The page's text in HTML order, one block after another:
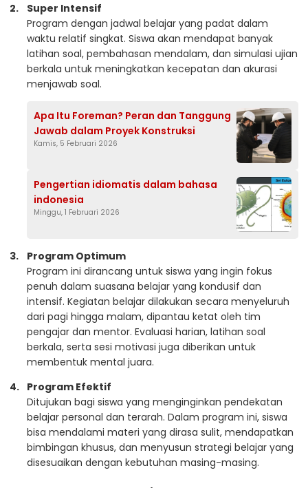
Super Intensif
Program dengan jadwal belajar yang padat dalam
waktu relatif singkat. Siswa akan mendapat banyak
latihan soal, pembahasan mendalam, dan simulasi ujian
berkala untuk meningkatkan kecepatan dan akurasi
menjawab soal.
Apa Itu Foreman? Peran dan Tanggung
Jawab dalam Proyek Konstruksi
Kamis, 5 Februari 2026
Pengertian idiomatis dalam bahasa
indonesia
Minggu, 1 Februari 2026
Program Optimum
Program ini dirancang untuk siswa yang ingin fokus
penuh dalam suasana belajar yang kondusif dan
intensif. Kegiatan belajar dilakukan secara menyeluruh
dari pagi hingga malam, dipantau ketat oleh tim
pengajar dan mentor. Evaluasi harian, latihan soal
berkala, serta sesi motivasi juga diberikan untuk
membentuk mental juara.
Program Efektif
Ditujukan bagi siswa yang menginginkan pendekatan
belajar personal dan terarah. Dalam program ini, siswa
bisa mendalami materi yang dirasa sulit, mendapatkan
bimbingan khusus, dan menyusun strategi belajar yang
disesuaikan dengan kebutuhan masing-masing.